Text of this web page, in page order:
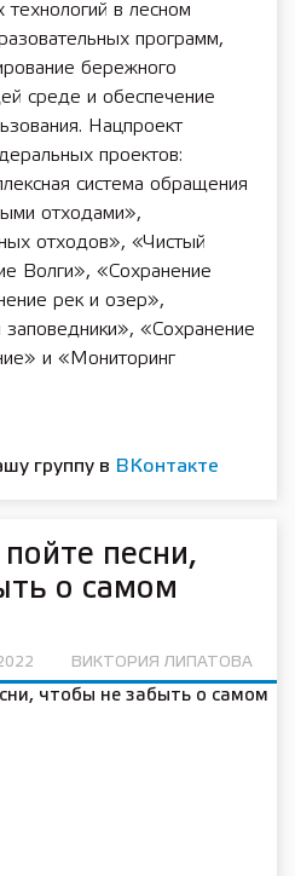
технологий в лесном
программ,
бережного
среде и обеспечение
Нацпроект
проектов:
система обращения
отходами»,
отходов», «Чистый
Волги», «Сохранение
рек и озер»,
«Сохранение
и «Мониторинг
группу в ВКонтакте
песни,
о самом
ВИКТОРИЯ ЛИПАТОВА